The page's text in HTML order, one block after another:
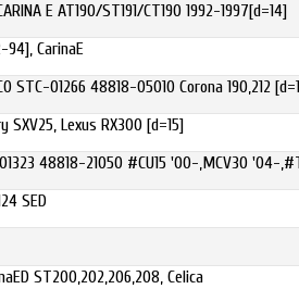
E AT190/ST191/CT190 1992-1997[d=14]
94], CarinaE
STC-01266 48818-05010 Corona 190,212
SXV25, Lexus RX300 [d=15]
48818-21050 #CU15 '00-,MCV30 '04-
SED
ST200,202,206,208, Celica